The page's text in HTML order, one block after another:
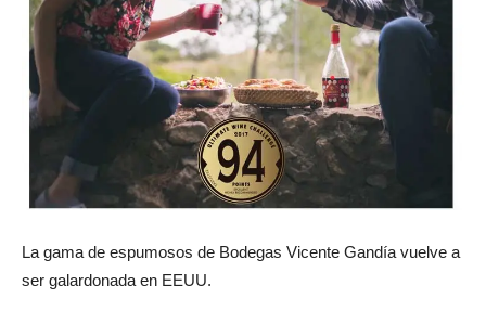
La gama de espumosos de Bodegas Vicente Gandía vuelve a
ser galardonada en EEUU.